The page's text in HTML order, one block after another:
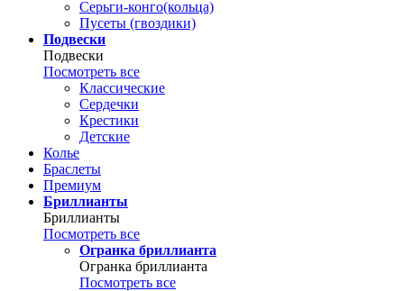
Серьги-конго(кольца)
Пусеты (гвоздики)
Подвески
Подвески
Посмотреть все
Классические
Сердечки
Крестики
Детские
Колье
Браслеты
Премиум
Бриллианты
Бриллианты
Посмотреть все
Огранка бриллианта
Огранка бриллианта
Посмотреть все